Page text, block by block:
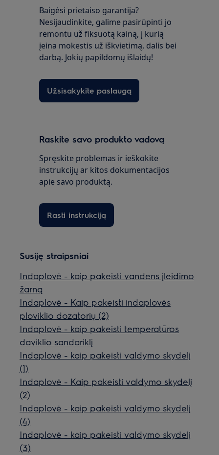
Baigėsi prietaiso garantija?
Nesijaudinkite, galime pasirūpinti jo
remontu už fiksuotą kainą, į kurią
įeina mokestis už iškvietimą, dalis bei
darbą. Jokių papildomų išlaidų!
Užsisakykite paslaugą
Raskite savo produkto vadovą
Spręskite problemas ir ieškokite
instrukcijų ar kitos dokumentacijos
apie savo produktą.
Rasti instrukciją
Susiję straipsniai
Indaplovė - kaip pakeisti vandens įleidimo
žarną
Indaplovė - Kaip pakeisti indaplovės
ploviklio dozatorių (2)
Indaplovė - kaip pakeisti temperatūros
daviklio sandariklį
Indaplovė - kaip pakeisti valdymo skydelį
(1)
Indaplovė - Kaip pakeisti valdymo skydelį
(2)
Indaplovė - kaip pakeisti valdymo skydelį
(4)
Indaplovė - kaip pakeisti valdymo skydelį
(3)